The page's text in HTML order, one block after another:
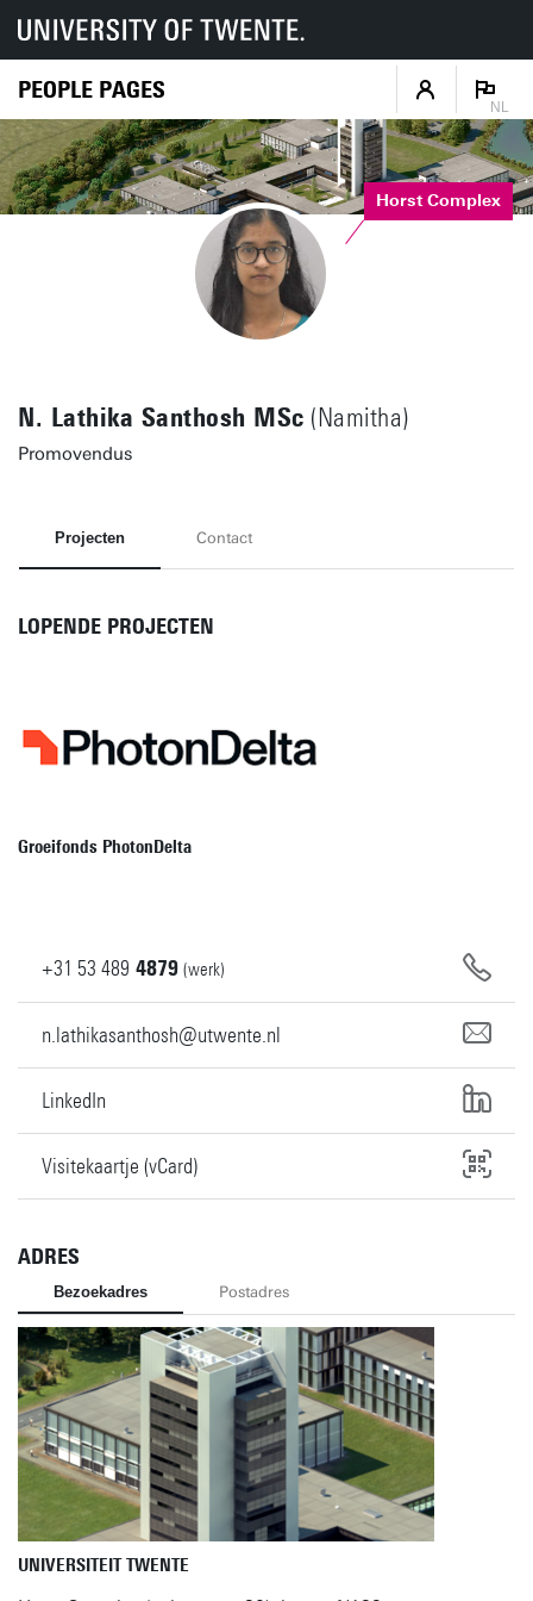
PEOPLE PAGES
NL
Horst Complex
N. Lathika Santhosh MSc (Namitha)
Promovendus
Projecten Contact
LOPENDE PROJECTEN
Groeifonds PhotonDelta
+31 53 489 4879 (werk)
n.lathikasanthosh@utwente.nl
LinkedIn
Visitekaartje (vCard)
ADRES
Bezoekadres Postadres
UNIVERSITEIT TWENTE